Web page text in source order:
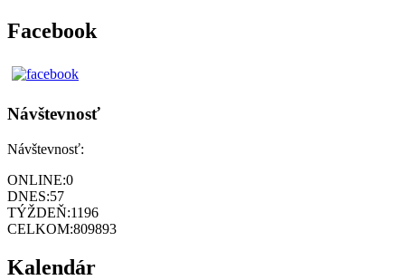
Facebook
Návštevnosť
Návštevnosť:
ONLINE:0
DNES:57
TÝŽDEŇ:1196
CELKOM:809893
Kalendár